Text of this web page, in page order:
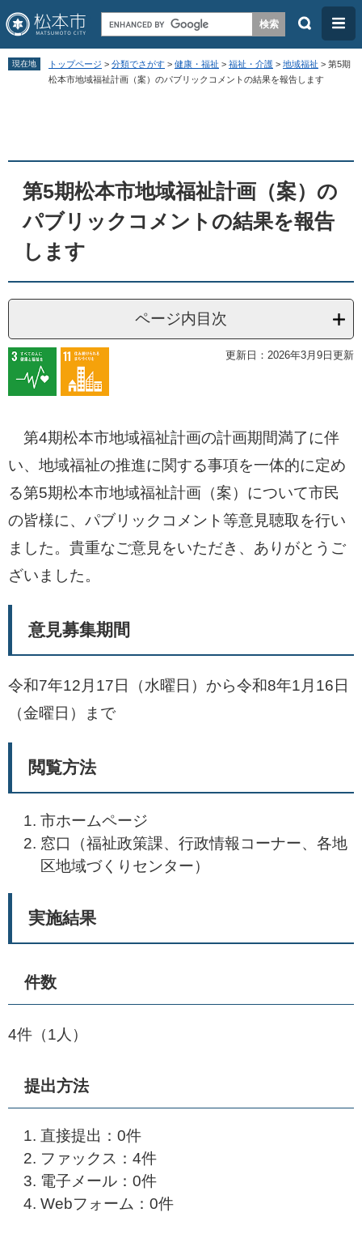
ペ
メ
文
検
メ
ニ
ュ
現在地 トップページ > 分類でさがす > 健康・福祉 > 福祉・介護 > 地域福祉 > 第5期
松本市地域福祉計画（案）のパブリックコメントの結果を報告します
第5期松本市地域福祉計画（案）の
パブリックコメントの結果を報告
します
ページ内目次
更新日：2026年3月9日更新
第4期松本市地域福祉計画の計画期間満了に伴
い、地域福祉の推進に関する事項を一体的に定め
る第5期松本市地域福祉計画（案）について市民
の皆様に、パブリックコメント等意見聴取を行い
ました。貴重なご意見をいただき、ありがとうご
ざいました。
意見募集期間
令和7年12月17日（水曜日）から令和8年1月16日
（金曜日）まで
閲覧方法
市ホームページ
窓口（福祉政策課、行政情報コーナー、各地
区地域づくりセンター）
実施結果
件数
4件（1人）
提出方法
直接提出：0件
ファックス：4件
電子メール：0件
Webフォーム：0件